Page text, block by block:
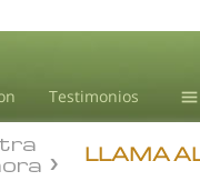
Testimonios
LLAMA